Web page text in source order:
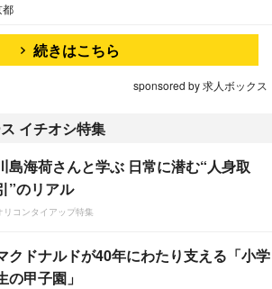
都
続きはこちら
sponsored by 求人ボックス
イチオシ特集
島海荷さんと学ぶ 日常に潜む“人身取
”のリアル
リコンタイアップ特集
クドナルドが40年にわたり支える「小学
の甲子園」